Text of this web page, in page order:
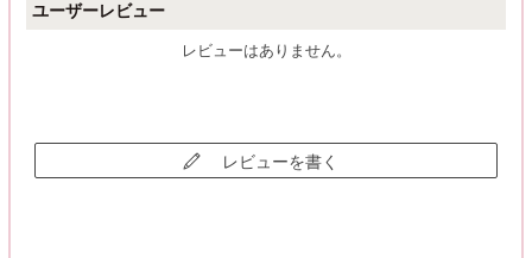
ユーザーレビュー
レビューはありません。
レビューを書く